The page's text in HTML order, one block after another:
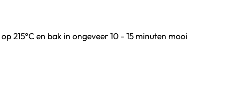
215°C en bak in ongeveer 10 - 15 minuten mooi